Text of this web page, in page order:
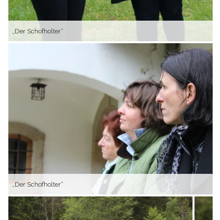
„Der Schofholter“
„Der Schofholter“